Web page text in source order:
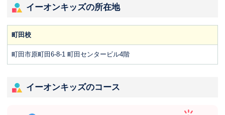
イーオンキッズの所在地
町田校
町田市原町田6-8-1 町田センタービル4階
イーオンキッズのコース